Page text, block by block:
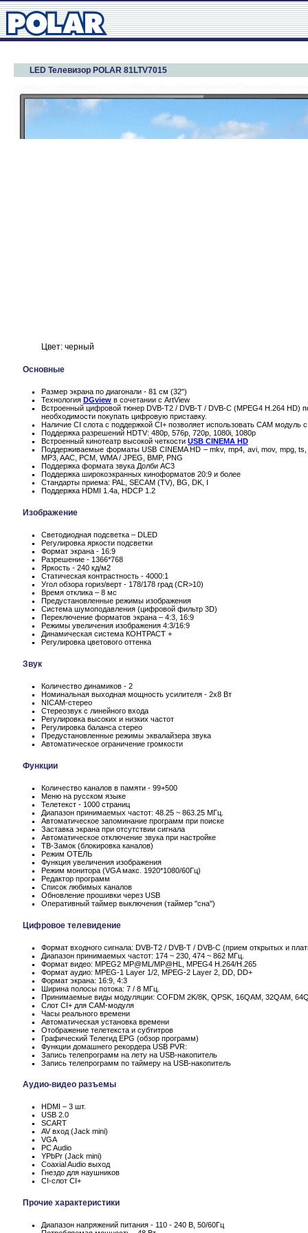
LED Телевизор POLAR 81LTV7015
Цвет: черный
Основные
Размер экрана по диагонали - 81 см (32")
Технология DGview в сочетании с ArtView
Встроенный цифровой тюнер DVB-T2 / DVB-T / DVB-C (MPEG4 H.264 HD)
необходимости покупать цифровую приставку.
Наличие CI слота с поддержкой CI+ позволяет использовать CAM
Поддержка разрешений HDTV: 480p, 576p, 720p, 1080i, 1080p
Встроенный кинотеатр высокой четкости USB CINEMA HD
Поддерживаемые форматы USB CINEMA HD – mkv, mp4, avi, mov, mpg,
MP3, AAC, PCM, WMA / JPEG, BMP, PNG
Поддержка формата звука Долби AC3
Поддержка широкоэкранных киноформатов 20:9 и более
Стандарты приема: PAL, SECAM (TV), BG, DK, I
Поддержка HDMI 1.4a, HDCP 1.2
Изображение
Светодиодная подсветка – DLED
Регулировка яркости подсветки
Формат экрана - 16:9
Разрешение - 1366*768
Яркость - 240 кд/м2
Статическая контрастность - 4000:1
Угол обзора гориз/верт - 178/178 град (CR>10)
Время отклика – 8 мс
Предустановленные режимы изображения
Система шумоподавления (цифровой фильтр 3D)
Переключение форматов экрана – 4:3, 16:9
Режимы увеличения изображения 4:3/16:9
Динамическая система КОНТРАСТ +
Регулировка цветового оттенка
Звук
Количество динамиков - 2
Номинальная выходная мощность усилителя - 2x8 Вт
NICAM-стерео
Стереозвук с линейного входа
Регулировка высоких и низких частот
Регулировка баланса стерео
Предустановленные режимы эквалайзера звука
Автоматическое ограничение громкости
Функции
Количество каналов в памяти - 99+500
Меню на русском языке
Телетекст - 1000 страниц
Диапазон принимаемых частот: 48.25 ~ 863.25 МГц.
Автоматическое запоминание программ при поиске
Заставка экрана при отсутствии сигнала
Автоматическое отключение звука при настройке
ТВ-Замок (блокировка каналов)
Режим ОТЕЛЬ
Функция увеличения изображения
Режим монитора (VGA макс. 1920*1080/60Гц)
Редактор программ
Список любимых каналов
Обновление прошивки через USB
Оперативный таймер выключения (таймер "сна")
Цифровое телевидение
Формат входного сигнала: DVB-T2 / DVB-T / DVB-C (прием открытых и
Диапазон принимаемых частот: 174 ~ 230, 474 ~ 862 МГц.
Формат видео: MPEG2 MP@ML/MP@HL, MPEG4 H.264/H.265
Формат аудио: MPEG-1 Layer 1/2, MPEG-2 Layer 2, DD, DD+
Формат экрана: 16:9, 4:3
Ширина полосы потока: 7 / 8 МГц.
Принимаемые виды модуляции: COFDM 2K/8K, QPSK, 16QAM, 32QAM,
Слот CI+ для CAM-модуля
Часы реального времени
Автоматическая установка времени
Отображение телетекста и субтитров
Графический Телегид EPG (обзор программ)
Функции домашнего рекордера USB PVR:
Запись телепрограмм на лету на USB-накопитель
Запись телепрограмм по таймеру на USB-накопитель
Аудио-видео разъемы
HDMI – 3 шт.
USB 2.0
SCART
AV вход (Jack mini)
VGA
PC Audio
YPbPr (Jack mini)
Coaxial Audio выход
Гнездо для наушников
CI-слот CI+
Прочие характеристики
Диапазон напряжений питания - 110 - 240 В, 50/60Гц